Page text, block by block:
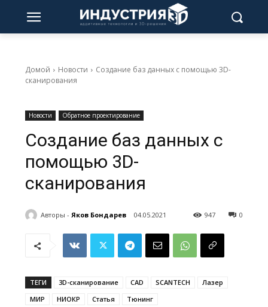
Домой Новости
Создание баз данных с помощью 3D-
сканирования
Новости Обратное проектирование
Создание баз данных с
помощью 3D-
сканирования
Авторы - Яков Бондарев 04.05.2021 0
947
ТЕГИ 3D-сканирование CAD SCANTECH
Лазер
МИР
НИОКР Статья Тюнинг